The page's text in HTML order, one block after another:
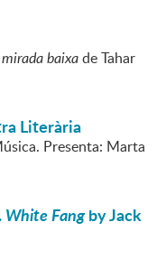
baixade Tahar
Literària
Presenta: Marta
White Fangby Jack